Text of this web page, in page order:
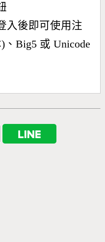
入後即可使用注
Big5 或 Unicode